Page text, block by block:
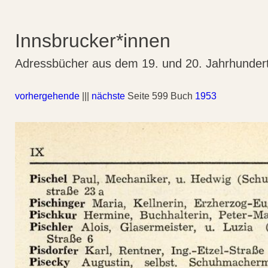
Innsbrucker*innen
Adressbücher aus dem 19. und 20.
vorhergehende nächste Seite 599 Buch 1953